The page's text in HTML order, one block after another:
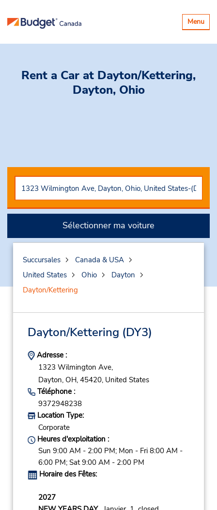
Basculer
la
Menu
Rent a Car at Dayton/Kettering,
Dayton, Ohio
Sélectionner ma voiture
Succursales
Canada & USA
United States
Ohio
Dayton
Dayton/Kettering
Dayton/Kettering (DY3)
Adresse :
1323 Wilmington Ave,
Dayton, OH, 45420, United States
Téléphone :
9372948238
Location Type:
Corporate
Heures d'exploitation :
Sun 9:00 AM - 2:00 PM; Mon - Fri 8:00 AM -
6:00 PM; Sat 9:00 AM - 2:00 PM
Horaire des Fêtes:
2027